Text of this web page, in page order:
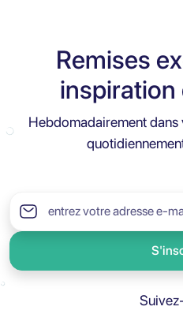
Remises
inspiration
Hebdomadairement